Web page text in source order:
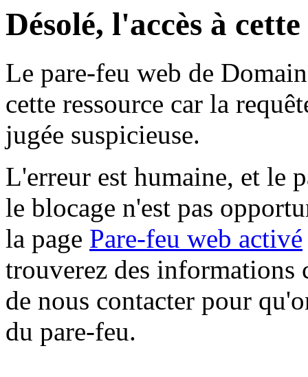
Désolé, l'accès à
Le pare-feu web de
cette ressource car la
jugée suspicieuse.
L'erreur est humaine, et le
le blocage n'est pas
la page Pare-feu web activé
trouverez des informations
de nous contacter pour
du pare-feu.